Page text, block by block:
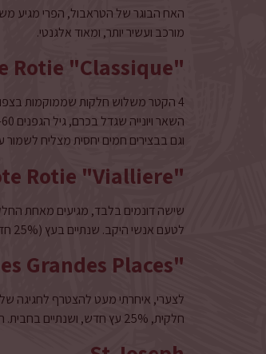
האח הבוגר של הטראבול, הפרי מגיע
מורכב ועשיר יותר, ומאוד אלגנטי.
Rotie "Classique"
וגם בבצירים חמים יחסית מצליח לשמור
Rotie "Vialliere"
שישה דונמים בלבד, מגיעים מאחת
לטעם אנשי היקב. שנתיים בעץ (25% חדש), מעט יותר מרוכז ומפורט מהקלאסיק, ובדרך כלל נגיש כמוהו.
Grandes Places"
לצערי, איחרתי מעט להצטרף לחגיגה
חלקית, 25% עץ חדש, ושנתיים בחבית. התוצאה תמיד הופכת להיות יין הדגל של היקב והבציר, וגם השנה. אין הרבה. ממש לא הרבה.